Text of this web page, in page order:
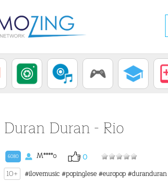
Duran Duran - Rio
6080 M****o
0
10+
#ilovemusic#popinglese#europop#duranduran